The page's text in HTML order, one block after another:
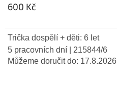
600 Kč
Trička dospělí + děti: 6 let
5 pracovních dní
| 215844/6
Můžeme doručit do: 17.8.2026